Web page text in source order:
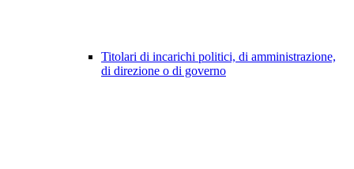
Titolari di incarichi politici, di amministrazione,
di direzione o di governo